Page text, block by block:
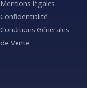
Mentions légales
Confidentialité
Conditions Générales
de Vente